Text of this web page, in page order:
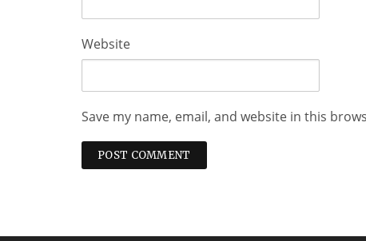
Website
Save my name, email, and website in this